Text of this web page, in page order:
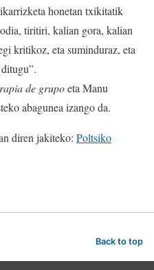
honetan txikitatik
tiritiri, kalian gora, kalian
kritikoz, eta suminduraz, eta
de grupoeta Manu
abagunea izango da.
diren jakiteko: Poltsiko
Back to top